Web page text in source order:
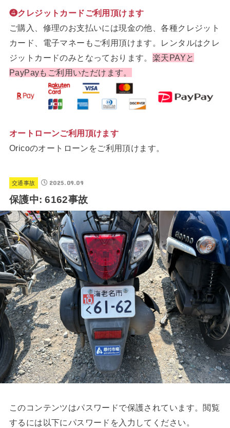
❹クレジットカードご利用頂けます
ご購入、修理のお支払いには現金の他、各種クレジット
カード、電子マネーもご利用頂けます。レンタルはクレ
ジットカードのみとなっております。 楽天PAYと
PayPayもご利用いただけます。
オートローンご利用頂けます
Oricoのオートローンをご利用頂けます。
交通事故 2025.09.09
保護中: 6162事故
このコンテンツはパスワードで保護されています。閲覧
するには以下にパスワードを入力してください。